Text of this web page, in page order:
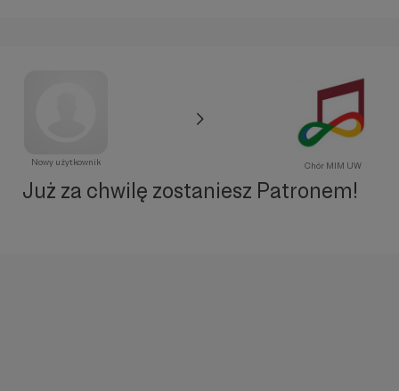
Nowy użytkownik Chór MIM UW
Już za chwilę zostaniesz Patronem!